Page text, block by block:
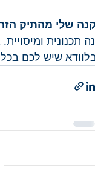
שלי מהתיק
תכנונית
שיש לכם